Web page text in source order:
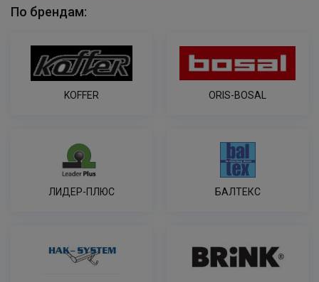
По брендам:
KOFFER ORIS-BOSAL
ЛИДЕР-ПЛЮС БАЛТЕКС